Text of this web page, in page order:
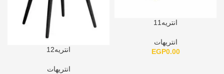
انتريه11
انتريهات
EGP0.00 انتريه12
انتريهات